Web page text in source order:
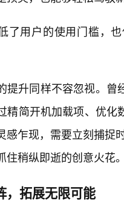
了用户的使用门槛，
提升同样不容忽视。
精简开机加载项、优
感乍现，需要立刻捕捉
住稍纵即逝的创意火花
，拓展无限可能